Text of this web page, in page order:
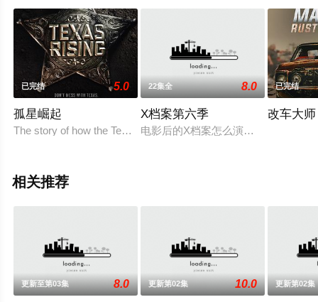
清无删减完整版电视剧全集就上策驰电影网，更多相关信
息可移步至豆瓣电视剧、电视猫或剧情网等平台了解。
已完结 5.0
孤星崛起
The story of how the Texas Rangers were created.
22集全 8.0
X档案第六季
电影后的X档案怎么演，是所有影迷
已完结
改车大
相关推荐
更新至第03集 8.0 更新第02集 10.0 更新第02集